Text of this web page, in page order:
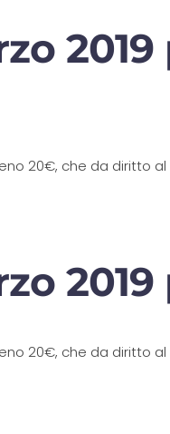
20€, che da diritto al
20€, che da diritto